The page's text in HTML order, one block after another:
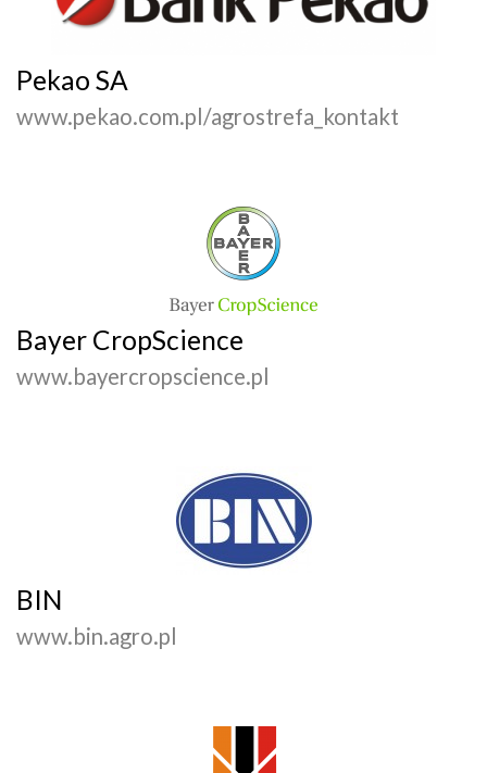
Pekao SA
www.pekao.com.pl/agrostrefa_kontakt
Bayer CropScience
www.bayercropscience.pl
BIN
www.bin.agro.pl